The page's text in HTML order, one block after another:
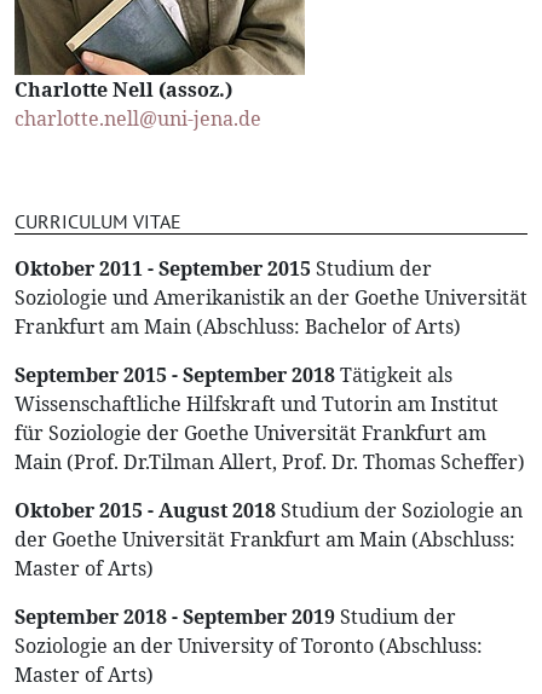
Charlotte Nell (assoz.)
charlotte.nell@uni-jena.de
CURRICULUM VITAE
Oktober 2011 - September 2015 Studium der
Soziologie und Amerikanistik an der Goethe Universität
Frankfurt am Main (Abschluss: Bachelor of Arts)
September 2015 - September 2018Tätigkeit als
Wissenschaftliche Hilfskraft und Tutorin am Institut
für Soziologie der Goethe Universität Frankfurt am
Main (Prof. Dr.Tilman Allert, Prof. Dr. Thomas Scheffer)
Oktober 2015 - August 2018Studium der Soziologie an
der Goethe Universität Frankfurt am Main (Abschluss:
Master of Arts)
September 2018 - September 2019Studium der
Soziologie an der University of Toronto (Abschluss:
Master of Arts)